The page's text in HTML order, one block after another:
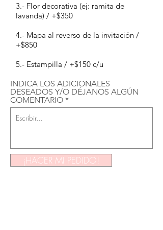
3.- Flor decorativa (ej: ramita de
lavanda) / +$350
4.- Mapa al reverso de la invitación /
+$850
5.- Estampilla / +$150 c/u
INDICA LOS ADICIONALES
DESEADOS Y/O DÉJANOS ALGÚN
COMENTARIO
¡HACER MI PEDIDO!